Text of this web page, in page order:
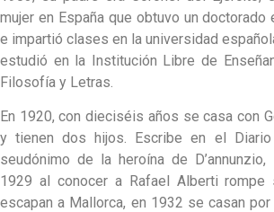
mujer en España que obtuvo un
e impartió clases en la universidad
estudió en la Institución Libre de
Filosofía y Letras.
En 1920, con dieciséis años se casa con
y tienen dos hijos. Escribe en el
seudónimo de la heroína de D’annunzio,
1929 al conocer a Rafael Alberti rompe
escapan a Mallorca, en 1932 se casan